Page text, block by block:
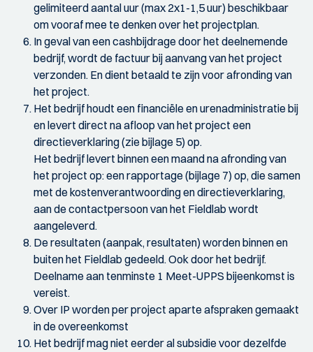
gelimiteerd aantal uur (max 2x1-1,5 uur) beschikbaar
om vooraf mee te denken over het projectplan.
In geval van een cashbijdrage door het deelnemende
bedrijf, wordt de factuur bij aanvang van het project
verzonden. En dient betaald te zijn voor afronding van
het project.
Het bedrijf houdt een financiële en urenadministratie bij
en levert direct na afloop van het project een
directieverklaring (zie bijlage 5) op.
Het bedrijf levert binnen een maand na afronding van
het project op: een rapportage (bijlage 7) op, die samen
met de kostenverantwoording en directieverklaring,
aan de contactpersoon van het Fieldlab wordt
aangeleverd.
De resultaten (aanpak, resultaten) worden binnen en
buiten het Fieldlab gedeeld. Ook door het bedrijf.
Deelname aan tenminste 1 Meet-UPPS bijeenkomst is
vereist.
Over IP worden per project aparte afspraken gemaakt
in de overeenkomst
Het bedrijf mag niet eerder al subsidie voor dezelfde